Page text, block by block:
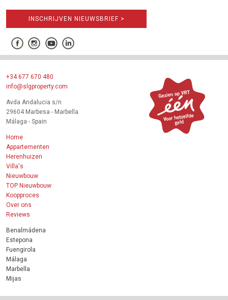
INSCHRIJVEN NIEUWSBRIEF >
+34 677 670 480
info@slgproperty.com
Avda Andalucia s/n
29604 Marbesa - Marbella
Málaga - Spain
Home
Appartementen
Herenhuizen
Villa's
Nieuwbouw
TOP Nieuwbouw
Koopproces
Over ons
Reviews
Benalmádena
Estepona
Fuengirola
Málaga
Marbella
Mijas